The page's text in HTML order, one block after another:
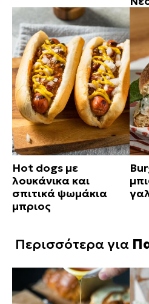
Hot dogs με
λουκάνικα και
σπιτικά ψωμάκια
μπριος
Περισσότερα για